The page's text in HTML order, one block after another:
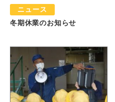
ニュース
冬期休業のお知らせ